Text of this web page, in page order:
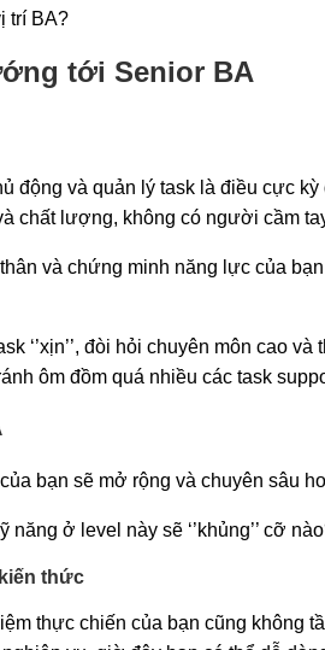
trí BA?
tới Senior BA
động và quản lý task là điều cực
chất lượng, không có người cầm
và chứng minh năng lực của
‘’xịn’’, đòi hỏi chuyên môn cao
ôm đồm quá nhiều các task
bạn sẽ mở rộng và chuyên sâu
ở level này sẽ ‘’khủng’’ cỡ
thức
thực chiến của bạn cũng không